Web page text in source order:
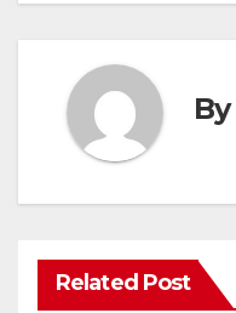
By
Related Post